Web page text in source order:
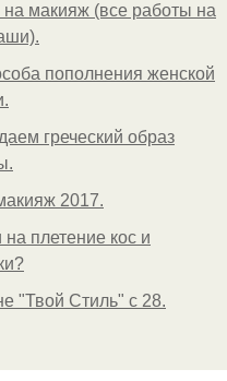
на макияж (все работы на
пополнения женской
греческий образ
2017.
плетение кос и
"Твой Стиль" с 28.